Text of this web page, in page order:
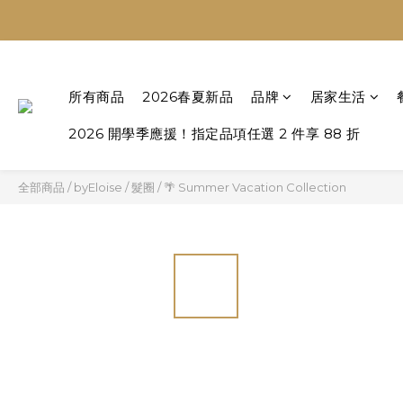
所有商品 2026春夏新品 品牌 居家生活
2026 開學季應援！指定品項任選 2 件享 88 折
全部商品 /byEloise /髮圈 /🌴 Summer Vacation Collection